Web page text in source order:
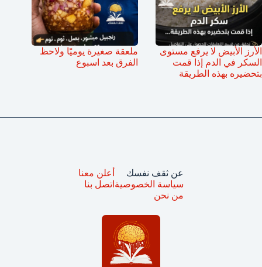
الأرز الأبيض لا يرفع مستوى
السكر في الدم إذا قمت
بتحضيره بهذه الطريقة
ملعقة صغيرة يوميًا ولاحظ
الفرق بعد اسبوع
عن ثقف نفسك
سياسة الخصوصية
من نحن
أعلن معنا
اتصل بنا